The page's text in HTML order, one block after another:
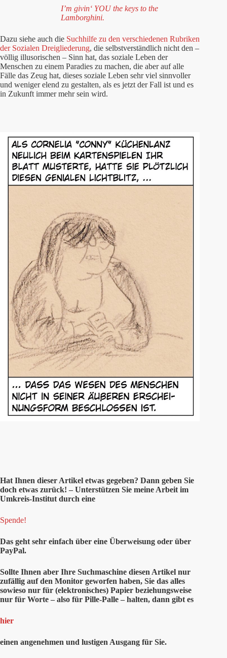
I’m givin‘ YOU the keys to the
Lamborghini.
Dazu siehe auch die Suchhilfe zu den verschiedenen Rubriken
der Sozialen Dreigliederung, die selbstverständlich nicht den –
völlig illusorischen – Sinn hat, das soziale Leben der
Menschen zu einem Paradies zu machen, die aber auf alle
Fälle das Zeug hat, dieses soziale Leben sehr viel sinnvoller
und weniger elend zu gestalten, als es jetzt der Fall ist und es
in Zukunft immer mehr sein wird.
Hat Ihnen dieser Artikel etwas gegeben? Dann geben Sie
doch etwas zurück! – Unterstützen Sie meine Arbeit im
Umkreis-Institut durch eine
Spende!
Das geht sehr einfach über eine Überweisung oder über
PayPal.
Sollte Ihnen aber Ihre Suchmaschine diesen Artikel nur
zufällig auf den Monitor geworfen haben, Sie das alles
sowieso nur für (elektronisches) Papier beziehungsweise
nur für Worte – also für Pille-Palle – halten, dann gibt es
hier
einen angenehmen und lustigen Ausgang für Sie.